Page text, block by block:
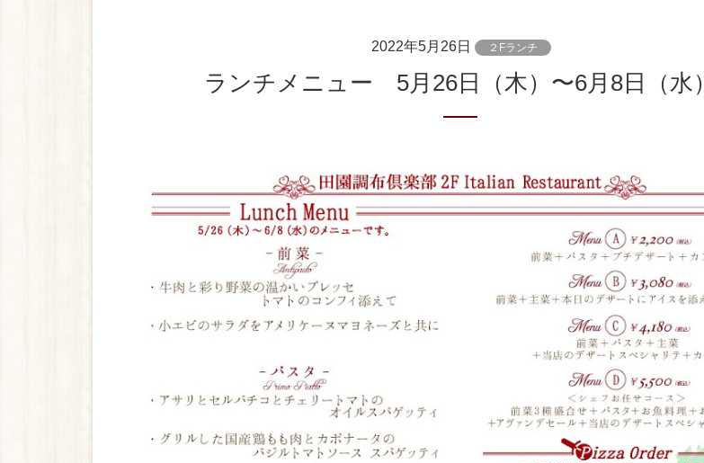
2022年5月26日 ２Fランチ
ランチメニュー 5月26日（木）〜6月8日（水）